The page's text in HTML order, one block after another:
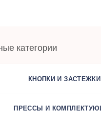
категории
КНОПКИ И ЗАСТЕЖКИ
ПРЕССЫ И